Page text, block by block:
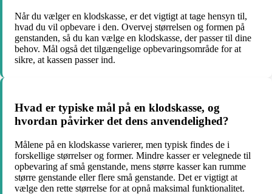
Når du vælger en klodskasse, er det vigtigt at tage hensyn til,
hvad du vil opbevare i den. Overvej størrelsen og formen på
genstanden, så du kan vælge en klodskasse, der passer til dine
behov. Mål også det tilgængelige opbevaringsområde for at
sikre, at kassen passer ind.
Hvad er typiske mål på en klodskasse, og
hvordan påvirker det dens anvendelighed?
Målene på en klodskasse varierer, men typisk findes de i
forskellige størrelser og former. Mindre kasser er velegnede til
opbevaring af små genstande, mens større kasser kan rumme
større genstande eller flere små genstande. Det er vigtigt at
vælge den rette størrelse for at opnå maksimal funktionalitet.